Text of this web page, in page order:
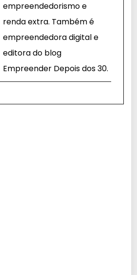
empreendedorismo e
renda extra. Também é
empreendedora digital e
editora do blog
Empreender Depois dos 30.